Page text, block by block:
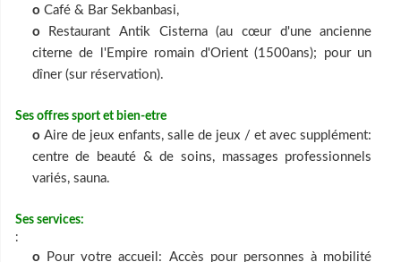
o Café & Bar Sekbanbasi,
o Restaurant Antik Cisterna (au cœur d'une ancienne
citerne de l'Empire romain d'Orient (1500ans); pour un
dîner (sur réservation).
Ses offres sport et bien-etre
o Aire de jeux enfants, salle de jeux / et avec supplément:
centre de beauté & de soins, massages professionnels
variés, sauna.
Ses services:
:
o Pour votre accueil: Accès pour personnes à mobilité